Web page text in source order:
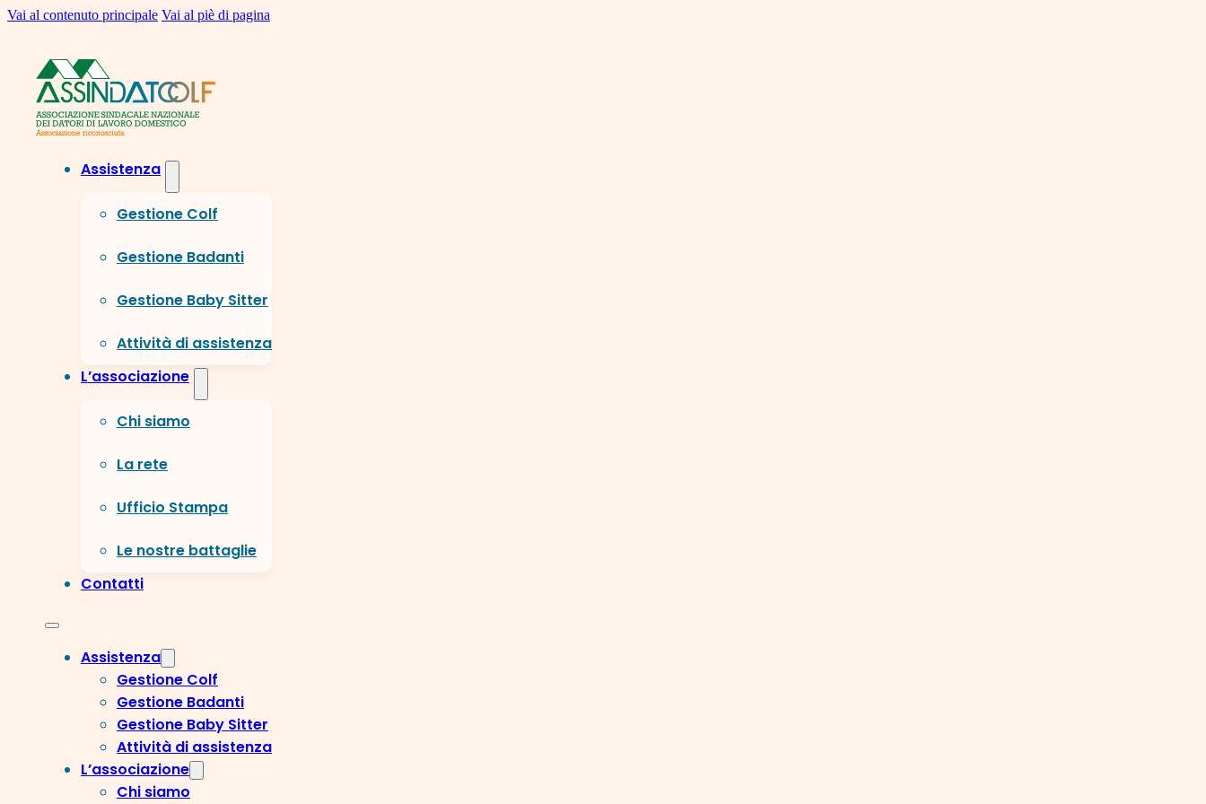
Vai al contenuto principale Vai al piè di pagina
Assistenza
Gestione Colf
Gestione Badanti
Gestione Baby Sitter
Attività di assistenza
L’associazione
Chi siamo
La rete
Ufficio Stampa
Le nostre battaglie
Contatti
Assistenza
Gestione Colf
Gestione Badanti
Gestione Baby Sitter
Attività di assistenza
L’associazione
Chi siamo